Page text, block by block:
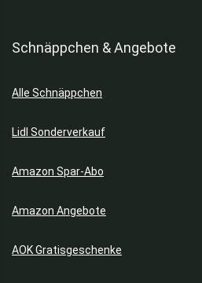
Schnäppchen & Angebote
Alle Schnäppchen
Lidl Sonderverkauf
Amazon Spar-Abo
Amazon Angebote
AOK Gratisgeschenke